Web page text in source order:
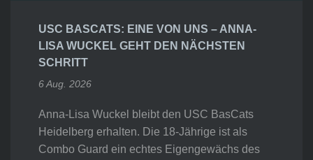
USC BASCATS: EINE VON UNS – ANNA-
LISA WUCKEL GEHT DEN NÄCHSTEN
SCHRITT
6 Aug. 2026
Anna-Lisa Wuckel bleibt den USC BasCats
Heidelberg erhalten. Die 18-Jährige ist als
Combo Guard ein echtes Eigengewächs des